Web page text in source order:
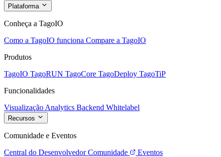
Plataforma
Conheça a TagoIO
Como a TagoIO funciona Compare a TagoIO
Produtos
TagoIO TagoRUN TagoCore TagoDeploy TagoTiP
Funcionalidades
Visualização Analytics Backend Whitelabel
Recursos
Comunidade e Eventos
Central do Desenvolvedor Comunidade
Eventos